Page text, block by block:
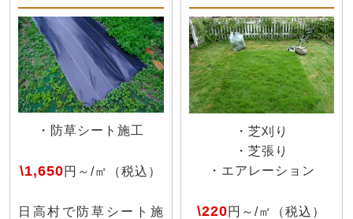
・防草シート施工
\1,650円～/㎡（税込）
日高村で防草シート施
・芝刈り
・芝張り
・エアレーション
\220円～/㎡（税込）